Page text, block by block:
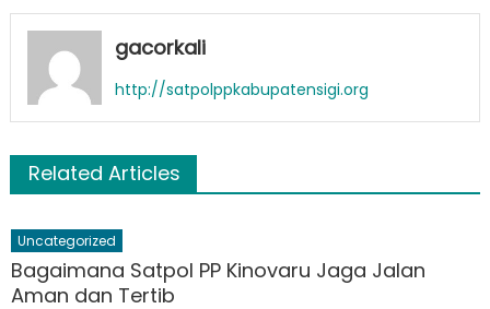
gacorkali
http://satpolppkabupatensigi.org
Related Articles
Uncategorized
Bagaimana Satpol PP Kinovaru Jaga Jalan
Aman dan Tertib